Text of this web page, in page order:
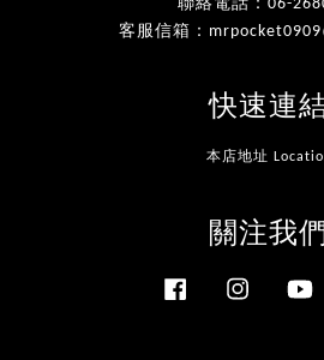
聯絡電話：06-
客服信箱：
快速連
本店地址
關注我
Facebook Instagram